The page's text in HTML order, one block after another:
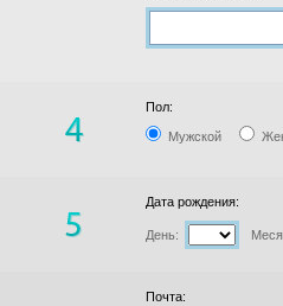
Пол:
Мужской
Дата рождения:
День:
Почта: